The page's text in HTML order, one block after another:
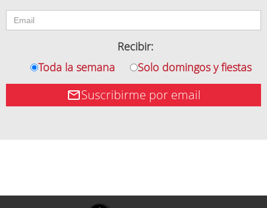
Recibir:
Toda la semana
Solo domingos y fiestas
Suscribirme por email